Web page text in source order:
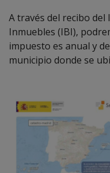
A través del recibo
Inmuebles (IBI),
impuesto es anual y
municipio donde se